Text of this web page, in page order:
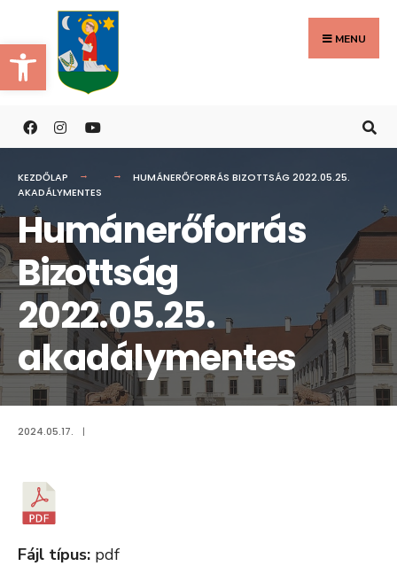
Eszköztár megnyitása
to
content
MENU
KEZDŐLAP
HUMÁNERŐFORRÁS BIZOTTSÁG 2022.05.25.
AKADÁLYMENTES
Humánerőforrás
Bizottság
2022.05.25.
akadálymentes
2024.05.17. |
Fájl típus: pdf
Search